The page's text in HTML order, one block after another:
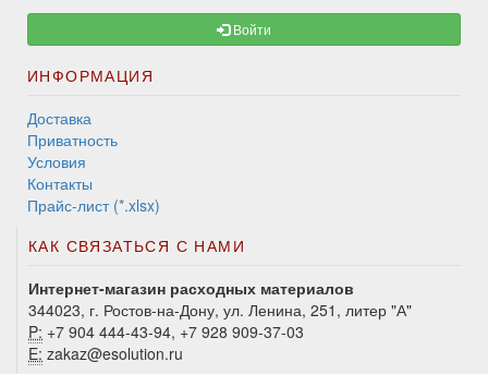
Войти
ИНФОРМАЦИЯ
Доставка
Приватность
Условия
Контакты
Прайс-лист (*.xlsx)
КАК СВЯЗАТЬСЯ С НАМИ
Интернет-магазин расходных материалов
344023, г. Ростов-на-Дону, ул. Ленина, 251, литер "А"
P: +7 904 444-43-94, +7 928 909-37-03
E: zakaz@esolution.ru